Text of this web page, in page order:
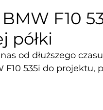
320d
F10
półki
od dłuższego
F10 535i do projektu,